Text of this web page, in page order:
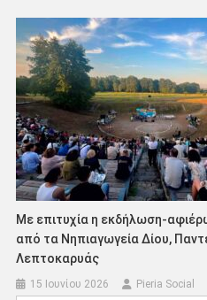
Με επιτυχία η εκδήλωση-
από τα Νηπιαγωγεία Δίου,
Λεπτοκαρυάς
15 Ιουνίου 2026 Pieria Social